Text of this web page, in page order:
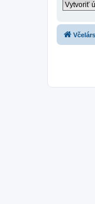
Vytvoriť